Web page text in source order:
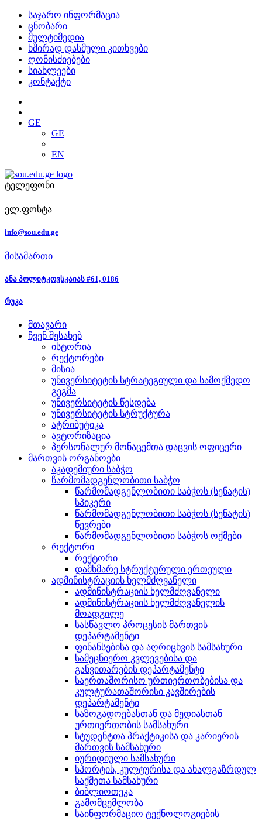
საჯარო ინფორმაცია
ცნობარი
მულტიმედია
ხშირად დასმული კითხვები
ღონისძიებები
სიახლეები
კონტაქტი
GE
GE
EN
ტელეფონი
ელ.ფოსტა
info@sou.edu.ge
მისამართი
ანა პოლიტკოვსკაიას #61, 0186
რუკა
მთავარი
ჩვენ შესახებ
ისტორია
რექტორები
მისია
უნივერსიტეტის სტრატეგიული და სამოქმედო
გეგმა
უნივერსიტეტის წესდება
უნივერსიტეტის სტრუქტურა
ატრიბუტიკა
ავტორიზაცია
პერსონალურ მონაცემთა დაცვის ოფიცერი
მართვის ორგანოები
აკადემიური საბჭო
წარმომადგენლობითი საბჭო
წარმომადგენლობითი საბჭოს (სენატის)
სპიკერი
წარმომადგენლობითი საბჭოს (სენატის)
წევრები
წარმომადგენლობითი საბჭოს ოქმები
რექტორი
რექტორი
დამხმარე სტრუქტურული ერთეული
ადმინისტრაციის ხელმძღვანელი
ადმინისტრაციის ხელმძღვანელი
ადმინისტრაციის ხელმძღვანელის
მოადგილე
სასწავლო პროცესის მართვის
დეპარტამენტი
ფინანსებისა და აღრიცხვის სამსახური
სამეცნიერო კვლევებისა და
განვითარების დეპარტამენტი
საერთაშორისო ურთიერთობებისა და
კულტურათაშორისი კავშირების
დეპარტამენტი
საზოგადოებასთან და მედიასთან
ურთიერთობის სამსახური
სტუდენტთა პრაქტიკისა და კარიერის
მართვის სამსახური
იურიდიული სამსახური
სპორტის, კულტურისა და ახალგაზრდულ
საქმეთა სამსახური
ბიბლიოთეკა
გამომცემლობა
საინფორმაციო ტექნოლოგიების